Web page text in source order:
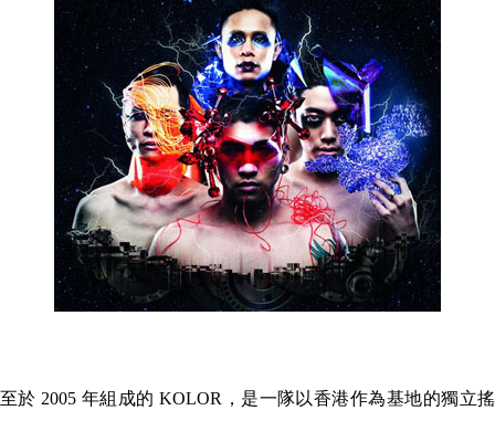
至於 2005 年組成的 KOLOR，是一隊以香港作為基地的獨立搖